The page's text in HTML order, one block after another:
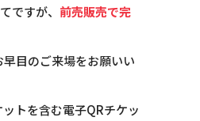
ですが、 前売販売で完
目のご来場をお願いい
トを含む電子QRチケッ